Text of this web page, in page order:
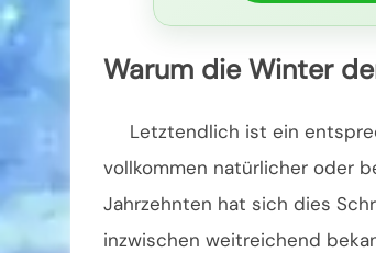
Warum die Winter
Letztendlich ist ein
vollkommen natürlicher oder
Jahrzehnten hat sich dies
inzwischen weitreichend